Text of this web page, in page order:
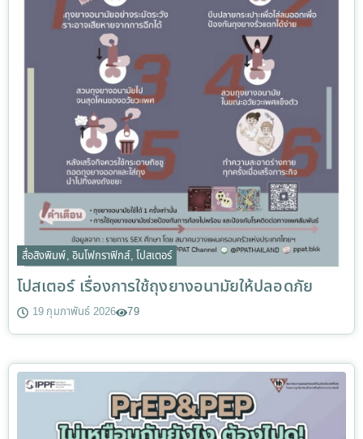
สื่อสิงพิมพ์, อินโฟกราฟิกส์, โปสเตอร์
โปสเตอร์ เรื่องการใช้ถุงยางอนามัยให้ปลอดภัย
19 กุมภาพันธ์ 2026 79